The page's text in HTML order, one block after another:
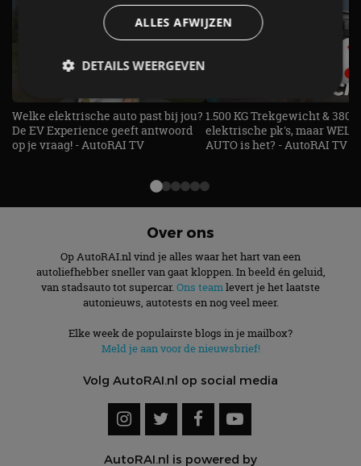
Welke elektrische auto past bij jou?
De EV Experience geeft antwoord
op je vraag! - AutoRAI TV
1.500 KG Trekgewicht & 380
elektrische pk's, maar
AUTO is het? - AutoRAI TV
Over ons
Op AutoRAI.nl vind je alles waar het hart van een
autoliefhebber sneller van gaat kloppen. In beeld én geluid,
van stadsauto tot supercar. Ons team levert je het laatste
autonieuws, autotests en nog veel meer.
Elke week de populairste blogs in je mailbox?
Meld je aan voor de nieuwsbrief!
Volg AutoRAI.nl op social media
AutoRAI.nl is powered by
ALLES AFWIJZEN
DETAILS WEERGEVEN
Strikt noodzakelijk Prestatie
Targeting
Strikt noodzakelijke cookies maken de
kernfunctionaliteiten van de website mogelijk, zoals
gebruikersaanmelding en accountbeheer. De
strikt noodzakelijke cookies.
Naam
Aanbieder /
Domein
Vervaldatum
cf_clearance
Inc.